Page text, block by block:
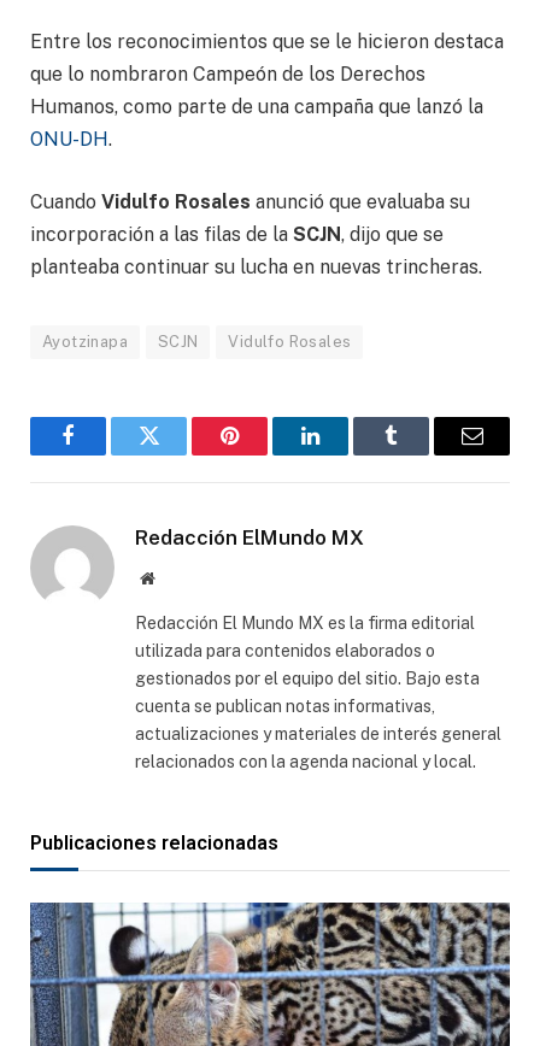
Entre los reconocimientos que se le hicieron destaca
que lo nombraron Campeón de los Derechos
Humanos, como parte de una campaña que lanzó la
ONU-DH.
Cuando Vidulfo Rosales anunció que evaluaba su
incorporación a las filas de la SCJN, dijo que se
planteaba continuar su lucha en nuevas trincheras.
Ayotzinapa SCJN Vidulfo Rosales
FacebookGorjeo Pinterest LinkedInTumblr
Correo
Redacción ElMundo MX
Sitio
Redacción El Mundo MX es la firma editorial
utilizada para contenidos elaborados o
gestionados por el equipo del sitio. Bajo esta
cuenta se publican notas informativas,
actualizaciones y materiales de interés general
relacionados con la agenda nacional y local.
Publicaciones relacionadas